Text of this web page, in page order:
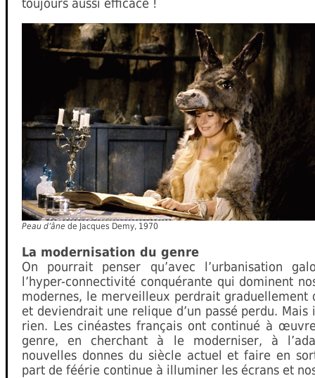
toujours aussi efficace !
Peau d’âne de Jacques Demy, 1970
La modernisation du genre
On pourrait penser qu’avec l’urbanisation
l’hyper-connectivité conquérante qui dominent
modernes, le merveilleux perdrait graduellement
et deviendrait une relique d’un passé perdu. Mais
rien. Les cinéastes français ont continué à
genre, en cherchant à le moderniser, à
nouvelles donnes du siècle actuel et faire en
part de féérie continue à illuminer les écrans et